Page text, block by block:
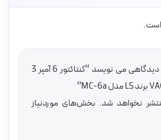
اولین کسی باشید که دیدگاهی می نویسد “کنتاکتور 6 آمپر 3
نخواهد شد. بخش‌های موردنیاز